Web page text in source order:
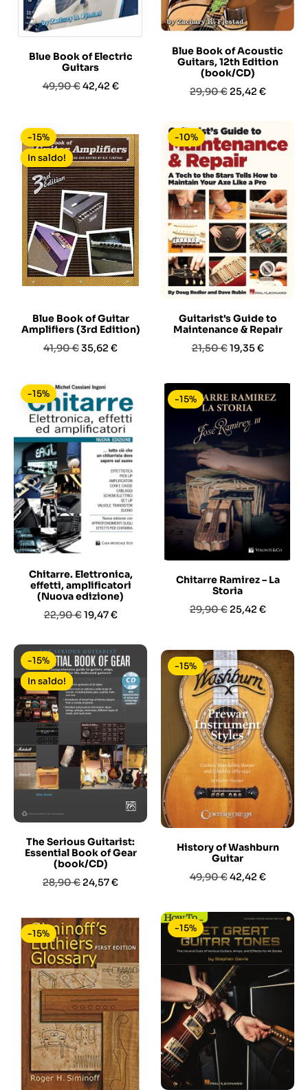
Blue Book of Electric
Guitars
Prezzo
49,90 €Prezzo
42,42 €
Blue Book of Acoustic
Guitars, 12th Edition
(book/CD)
Prezzo
29,90 € Prezzo
25,42 €
Blue Book of Guitar
Amplifiers (3rd Edition)
Prezzo
41,90 €Prezzo
35,62 €
-15%
In saldo!
Guitarist's Guide to
Maintenance & Repair
Prezzo
21,50 €Prezzo
19,35 €
-10%
Chitarre. Elettronica,
effetti, amplificatori
(Nuova edizione)
Prezzo
22,90 €Prezzo
19,47 €
-15%
Chitarre Ramirez – La
Storia
Prezzo
29,90 € Prezzo
25,42 €
-15%
The Serious Guitarist:
Essential Book of Gear
(book/CD)
Prezzo
28,90 € Prezzo
24,57 €
-15%
In saldo!
History of Washburn
Guitar
Prezzo
49,90 €Prezzo
42,42 €
-15%
-15% -15%